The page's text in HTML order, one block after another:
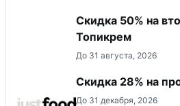
Скидка 50% на
Топикрем
До 31 августа, 2026
Скидка 28% на
До 31 декабря, 2026